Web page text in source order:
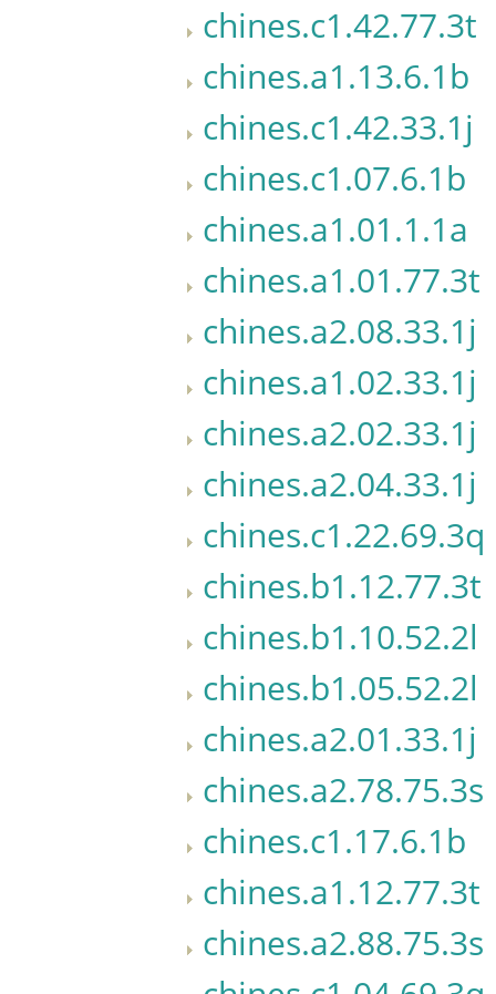
chines.c1.42.77.3t
chines.a1.13.6.1b
chines.c1.42.33.1j
chines.c1.07.6.1b
chines.a1.01.1.1a
chines.a1.01.77.3t
chines.a2.08.33.1j
chines.a1.02.33.1j
chines.a2.02.33.1j
chines.a2.04.33.1j
chines.c1.22.69.3q
chines.b1.12.77.3t
chines.b1.10.52.2l
chines.b1.05.52.2l
chines.a2.01.33.1j
chines.a2.78.75.3s
chines.c1.17.6.1b
chines.a1.12.77.3t
chines.a2.88.75.3s